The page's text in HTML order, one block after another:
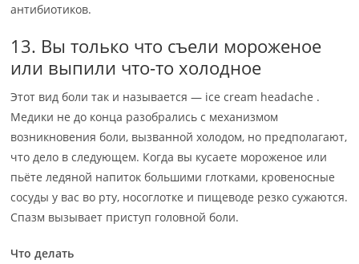
антибиотиков.
13. Вы только что съели мороженое
или выпили что-то холодное
Этот вид боли так и называется — ice cream headache .
Медики не до конца разобрались с механизмом
возникновения боли, вызванной холодом, но предполагают,
что дело в следующем. Когда вы кусаете мороженое или
пьёте ледяной напиток большими глотками, кровеносные
сосуды у вас во рту, носоглотке и пищеводе резко сужаются.
Спазм вызывает приступ головной боли.
Что делать